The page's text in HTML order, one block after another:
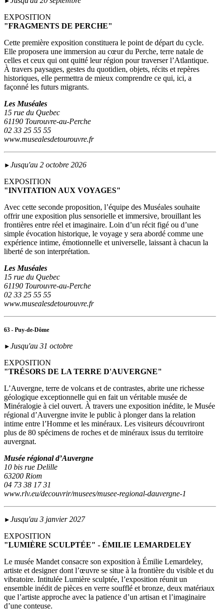
EXPOSITION
"FRAGMENTS DE PERCHE"
Cette première exposition constituera le point de départ du cycle.
Elle proposera une immersion au cœur du Perche, terre natale de
celles et ceux qui ont quitté leur région pour traverser l’Atlantique.
À travers paysages, gestes du quotidien, objets, récits et repères
historiques, elle permettra de mieux comprendre ce qui, ici, a
façonné les futurs migrants.
Les Muséales
15 rue du Quebec
61190 Tourouvre-au-Perche
02 33 25 55 55
www.musealesdetourouvre.fr
► Jusqu'au 2 octobre 2026
EXPOSITION
"INVITATION AUX VOYAGES"
Avec cette seconde proposition, l’équipe des Muséales souhaite
offrir une exposition plus sensorielle et immersive, brouillant les
frontières entre réel et imaginaire. Loin d’un récit figé ou d’une
simple évocation historique, le voyage y sera abordé comme une
expérience intime, émotionnelle et universelle, laissant à chacun la
liberté de son interprétation.
Les Muséales
15 rue du Quebec
61190 Tourouvre-au-Perche
02 33 25 55 55
www.musealesdetourouvre.fr
63 - Puy-de-Dôme
► Jusqu'au 31 octobre
EXPOSITION
"TRÉSORS DE LA TERRE D'AUVERGNE"
L’Auvergne, terre de volcans et de contrastes, abrite une richesse
géologique exceptionnelle qui en fait un véritable musée de
Minéralogie à ciel ouvert. À travers une exposition inédite, le Musée
régional d’Auvergne invite le public à plonger dans la relation
intime entre l’Homme et les minéraux. Les visiteurs découvriront
plus de 80 spécimens de roches et de minéraux issus du territoire
auvergnat.
Musée régional d’Auvergne
10 bis rue Delille
63200 Riom
04 73 38 17 31
www.rlv.eu/decouvrir/musees/musee-regional-dauvergne-1
► Jusqu'au 3 janvier 2027
EXPOSITION
"LUMIÈRE SCULPTÉE" - ÉMILIE LEMARDELEY
Le musée Mandet consacre son exposition à Émilie Lemardeley,
artiste et designer dont l’œuvre se situe à la frontière du visible et du
vibratoire. Intitulée Lumière sculptée, l’exposition réunit un
ensemble inédit de pièces en verre soufflé et bronze, deux matériaux
que l’artiste approche avec la patience d’un artisan et l’imaginaire
d’une conteuse.